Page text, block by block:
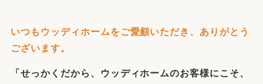
いつもウッディホームをご愛顧いただき、ありがとう
ございます。
「せっかくだから、ウッディホームのお客様にこそ、